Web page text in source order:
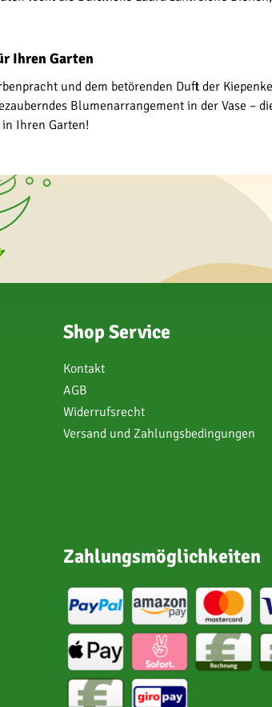
Ihren Garten
und dem betörenden Duft der
Blumenarrangement in der Vase –
Ihren Garten!
Shop Service
Kontakt
AGB
Widerrufsrecht
Versand und Zahlungsbedingungen
Zahlungsmöglichkeiten